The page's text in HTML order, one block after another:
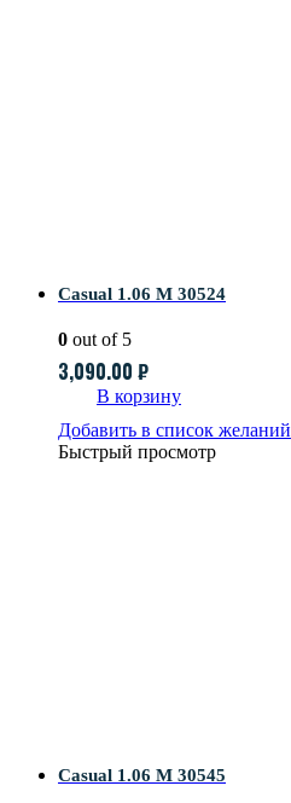
Casual 1.06 M 30524
0 out of 5
3,090.00 ₽
В корзину
Добавить в список желаний
Быстрый просмотр
Casual 1.06 M 30545